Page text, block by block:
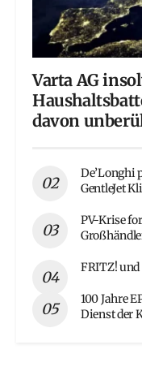
Varta AG
davon
De’Longhi
GentleJet
PV-Krise
FRITZ!
100 Jahre
Dienst der